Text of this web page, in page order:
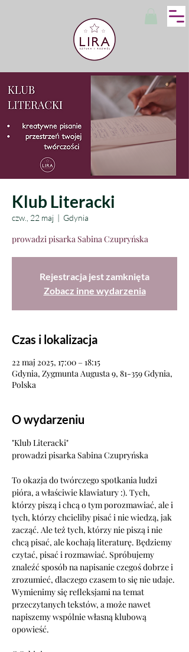
Klub Literacki
czw., 22 maj
  |
Gdynia
prowadzi pisarka Sabina Czupryńska
Rejestracja jest zamknięta
Zobacz inne wydarzenia
Czas i lokalizacja
22 maj 2025, 17:00 – 18:15
Gdynia, Zygmunta Augusta 9, 81-359 Gdynia,
Polska
O wydarzeniu
"Klub Literacki"
prowadzi pisarka Sabina Czupryńska
To okazja do twórczego spotkania ludzi
pióra, a właściwie klawiatury :). Tych,
którzy piszą i chcą o tym porozmawiać, ale i
tych, którzy chcieliby pisać i nie wiedzą, jak
zacząć. Ale też tych, którzy nie piszą i nie
chcą pisać, ale kochają literaturę. Będziemy
czytać, pisać i rozmawiać. Spróbujemy
znaleźć sposób na napisanie czegoś dobrze i
zrozumieć, dlaczego czasem to się nie udaje.
Wymienimy się refleksjami na temat
przeczytanych tekstów, a może nawet
napiszemy wspólnie własną klubową
opowieść.